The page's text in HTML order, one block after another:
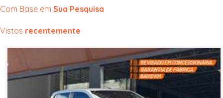
Com Base em Sua Pesquisa
Vistos recentemente